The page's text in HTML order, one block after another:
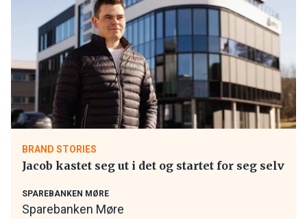
BRAND STORIES
Jacob kastet seg ut i det og startet for seg selv
SPAREBANKEN MØRE
Sparebanken Møre